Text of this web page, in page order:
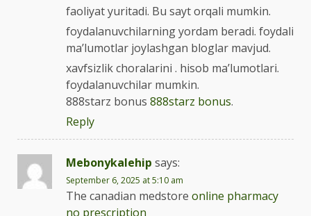
faoliyat yuritadi. Bu sayt orqali mumkin.
foydalanuvchilarning yordam beradi. foydali
ma’lumotlar joylashgan bloglar mavjud.
xavfsizlik choralarini . hisob ma’lumotlari.
foydalanuvchilar mumkin.
888starz bonus 888starz bonus.
Reply
Mebonykalehip says:
September 6, 2025 at 5:10 am
The canadian medstore online pharmacy
no prescription